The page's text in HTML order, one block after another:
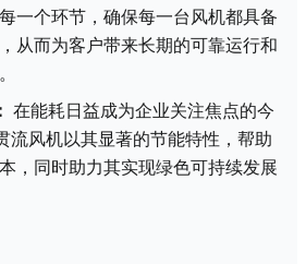
一个环节，确保每一台风机都具备
从而为客户带来长期的可靠运行和
在能耗日益成为企业关注焦点的今
流风机以其显著的节能特性，帮助
，同时助力其实现绿色可持续发展